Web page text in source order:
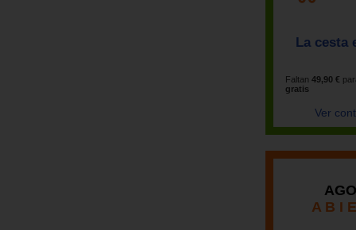
La cesta
Faltan 49,90 €
gratis
Ver
A B I